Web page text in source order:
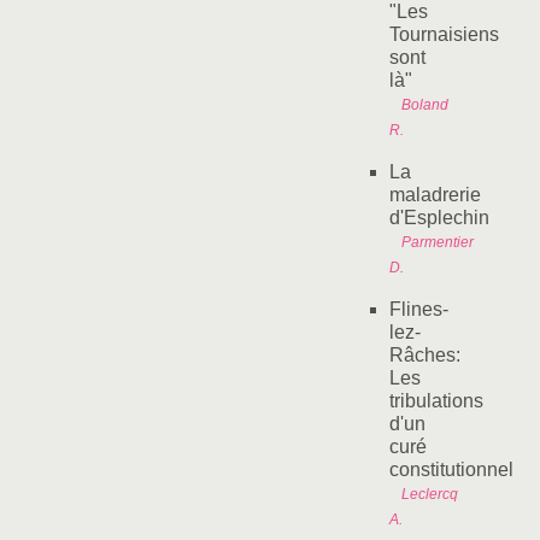
"Les
Tournaisiens
sont
là"
Boland
R.
La
maladrerie
d'Esplechin
Parmentier
D.
Flines-
lez-
Râches:
Les
tribulations
d'un
curé
constitutionnel
Leclercq
A.